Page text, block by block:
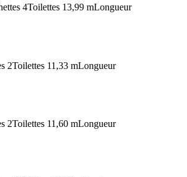
4Toilettes 13,99 mLongueur
2Toilettes 11,33 mLongueur
2Toilettes 11,60 mLongueur